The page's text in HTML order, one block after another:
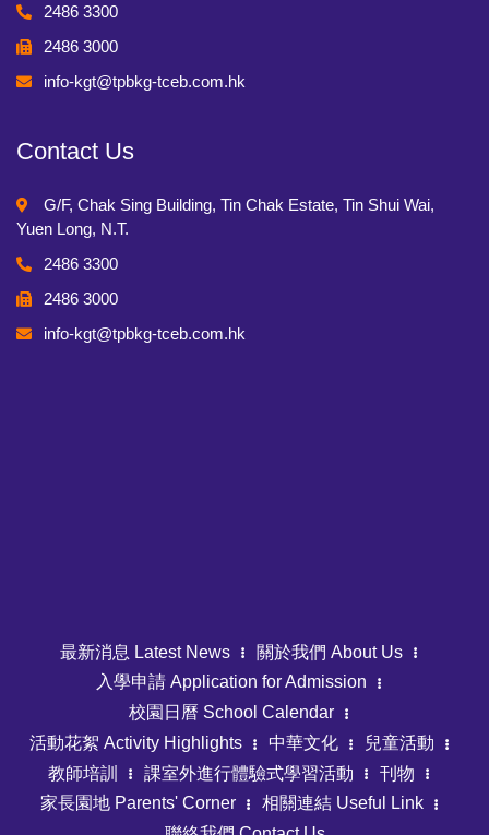
2486 3300
2486 3000
info-kgt@tpbkg-tceb.com.hk
Contact Us
G/F, Chak Sing Building, Tin Chak Estate, Tin Shui Wai,
Yuen Long, N.T.
2486 3300
2486 3000
info-kgt@tpbkg-tceb.com.hk
最新消息 Latest News
關於我們 About Us
入學申請 Application for Admission
校園日曆 School Calendar
活動花絮 Activity Highlights
中華文化
兒童活動
教師培訓
課室外進行體驗式學習活動
刊物
家長園地 Parents' Corner
相關連結 Useful Link